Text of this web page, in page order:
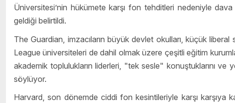
Üniversitesi’nin hükümete karşı fon tehditleri nedeniyle
geldiği belirtildi.
The Guardian, imzacıların büyük devlet okulları, küçük
League üniversiteleri de dahil olmak üzere çeşitli eğitim
akademik toplulukların liderleri, "tek sesle" konuştuklarını ve
söylüyor.
Harvard, son dönemde ciddi fon kesintileriyle karşı